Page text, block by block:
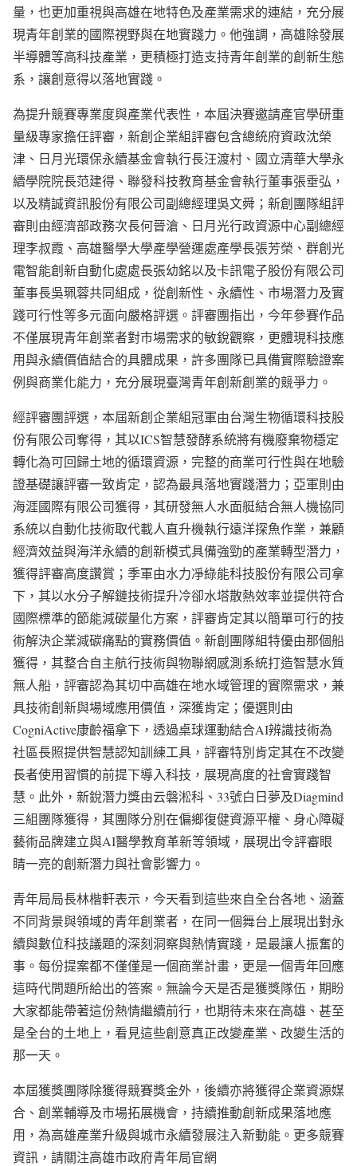
量，也更加重視與高雄在地特色及產業需求的連結，充分展
現青年創業的國際視野與在地實踐力。他強調，高雄除發展
半導體等高科技產業，更積極打造支持青年創業的創新生態
系，讓創意得以落地實踐。
為提升競賽專業度與產業代表性，本屆決賽邀請產官學研重
量級專家擔任評審，新創企業組評審包含總統府資政沈榮
津、日月光環保永續基金會執行長汪渡村、國立清華大學永
續學院院長范建得、聯發科技教育基金會執行董事張垂弘，
以及精誠資訊股份有限公司副總經理吳文舜；新創團隊組評
審則由經濟部政務次長何晉滄、日月光行政資源中心副總經
理李叔霞、高雄醫學大學產學營運處產學長張芳榮、群創光
電智能創新自動化處處長張幼銘以及卡訊電子股份有限公司
董事長吳珮蓉共同組成，從創新性、永續性、市場潛力及實
踐可行性等多元面向嚴格評選。評審團指出，今年參賽作品
不僅展現青年創業者對市場需求的敏銳觀察，更體現科技應
用與永續價值結合的具體成果，許多團隊已具備實際驗證案
例與商業化能力，充分展現臺灣青年創新創業的競爭力。
經評審團評選，本屆新創企業組冠軍由台灣生物循環科技股
份有限公司奪得，其以ICS智慧發酵系統將有機廢棄物穩定
轉化為可回歸土地的循環資源，完整的商業可行性與在地驗
證基礎讓評審一致肯定，認為最具落地實踐潛力；亞軍則由
海涯國際有限公司獲得，其研發無人水面艇結合無人機協同
系統以自動化技術取代載人直升機執行遠洋探魚作業，兼顧
經濟效益與海洋永續的創新模式具備強勁的產業轉型潛力，
獲得評審高度讚賞；季軍由水力凈綠能科技股份有限公司拿
下，其以水分子解鏈技術提升冷卻水塔散熱效率並提供符合
國際標準的節能減碳量化方案，評審肯定其以簡單可行的技
術解決企業減碳痛點的實務價值。新創團隊組特優由那個船
獲得，其整合自主航行技術與物聯網感測系統打造智慧水質
無人船，評審認為其切中高雄在地水域管理的實際需求，兼
具技術創新與場域應用價值，深獲肯定；優選則由
CogniActive康齡福拿下，透過桌球運動結合AI辨識技術為
社區長照提供智慧認知訓練工具，評審特別肯定其在不改變
長者使用習慣的前提下導入科技，展現高度的社會實踐智
慧。此外，新銳潛力獎由云磐淞科、33號白日夢及Diagmind
三組團隊獲得，其團隊分別在偏鄉復健資源平權、身心障礙
藝術品牌建立與AI醫學教育革新等領域，展現出令評審眼
睛一亮的創新潛力與社會影響力。
青年局局長林楷軒表示，今天看到這些來自全台各地、涵蓋
不同背景與領域的青年創業者，在同一個舞台上展現出對永
續與數位科技議題的深刻洞察與熱情實踐，是最讓人振奮的
事。每份提案都不僅僅是一個商業計畫，更是一個青年回應
這時代問題所給出的答案。無論今天是否是獲獎隊伍，期盼
大家都能帶著這份熱情繼續前行，也期待未來在高雄、甚至
是全台的土地上，看見這些創意真正改變產業、改變生活的
那一天。
本屆獲獎團隊除獲得競賽獎金外，後續亦將獲得企業資源媒
合、創業輔導及市場拓展機會，持續推動創新成果落地應
用，為高雄產業升級與城市永續發展注入新動能。更多競賽
資訊，請關注高雄市政府青年局官網